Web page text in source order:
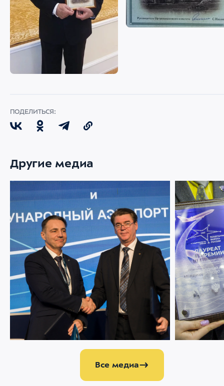
ПОДЕЛИТЬСЯ:
Другие медиа
05 ФЕВРАЛЯ 2025 4707
Аэропорт Внуково и МАК подписали
соглашение о сотрудничестве
05 ФЕВРАЛЯ
NAIS 2025:
наград за
сервис
Все медиа